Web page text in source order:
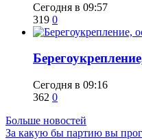
Сегодня в 09:57
319 0
Сегодня в 09:16
362 0
Больше новостей
За какую бы партию вы